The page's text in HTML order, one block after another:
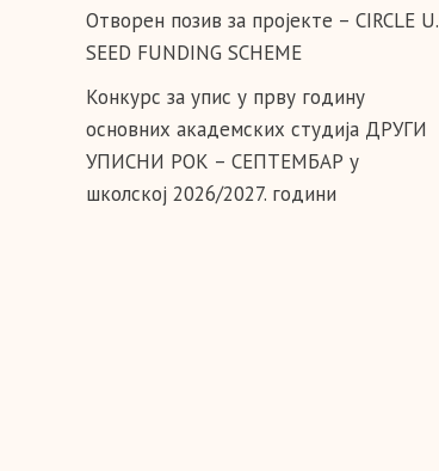
Отворен позив за пројекте – CIRCLE U.
SEED FUNDING SCHEME
Конкурс за упис у прву годину
основних академских студија ДРУГИ
УПИСНИ РОК – СЕПТЕМБАР у
школској 2026/2027. години